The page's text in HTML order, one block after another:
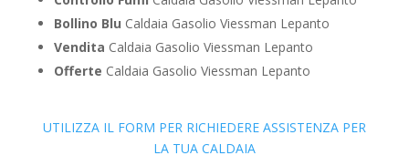
Bollino Blu Caldaia Gasolio Viessman Lepanto
Vendita Caldaia Gasolio Viessman Lepanto
Offerte Caldaia Gasolio Viessman Lepanto
UTILIZZA IL FORM PER RICHIEDERE ASSISTENZA PER
LA TUA CALDAIA